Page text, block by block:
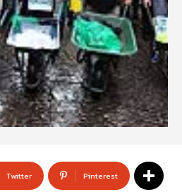
Twitter Pinterest